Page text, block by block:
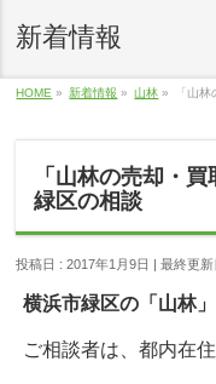
新着情報
HOME » 新着情報 » 山林 » 「山
「山林の売却・
緑区の相談
投稿日 : 2017年1月9日 最終更新
横浜市緑区の「山林
ご相談者は、都内在住